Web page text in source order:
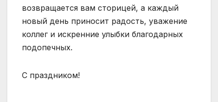
возвращается вам сторицей, а каждый
новый день приносит радость, уважение
коллег и искренние улыбки благодарных
подопечных.
С праздником!